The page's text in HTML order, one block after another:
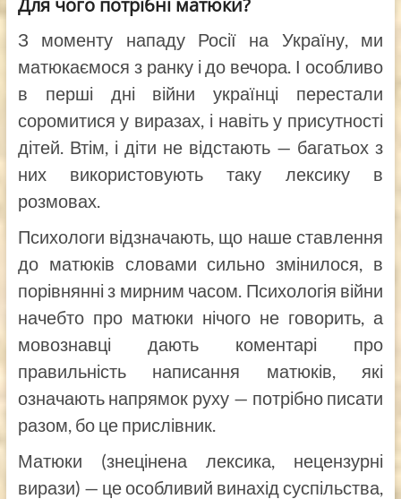
З моменту нападу Росії на Україну, ми
матюкаємося з ранку і до вечора. І особливо
в перші дні війни українці перестали
соромитися у виразах, і навіть у присутності
дітей. Втім, і діти не відстають — багатьох з
них використовують таку лексику в
розмовах.
Психологи відзначають, що наше ставлення
до матюків словами сильно змінилося, в
порівнянні з мирним часом. Психологія війни
начебто про матюки нічого не говорить, а
мовознавці дають коментарі про
правильність написання матюків, які
означають напрямок руху — потрібно писати
разом, бо це прислівник.
Матюки (знецінена лексика, нецензурні
вирази) — це особливий винахід суспільства,